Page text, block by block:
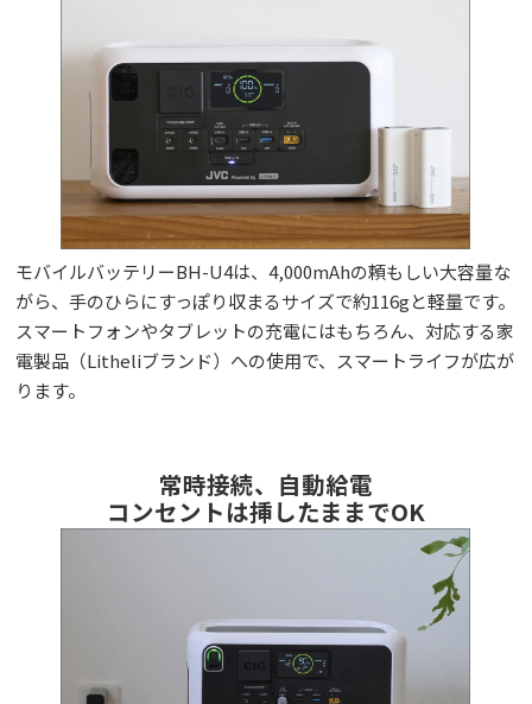
モバイルバッテリーBH-U4は、4,000mAhの頼もしい大容量な
がら、手のひらにすっぽり収まるサイズで約116gと軽量です。
スマートフォンやタブレットの充電にはもちろん、対応する家
電製品（Litheliブランド）への使用で、スマートライフが広が
ります。
常時接続、自動給電
コンセントは挿したままでOK